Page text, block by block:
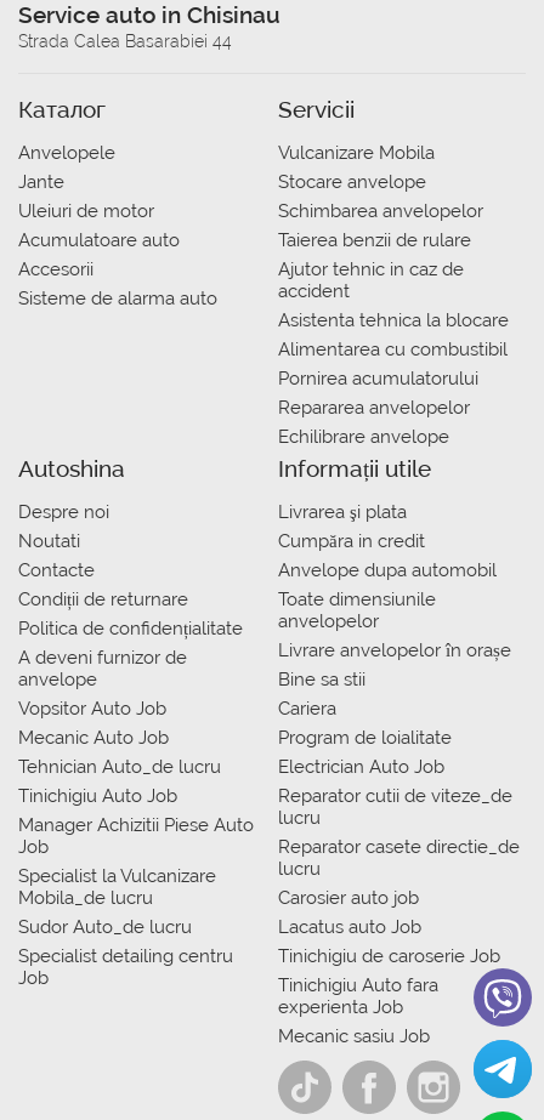
Service auto in Chisinau
Strada Calea Basarabiei 44
Каталог
Anvelopele
Jante
Uleiuri de motor
Acumulatoare auto
Accesorii
Sisteme de alarma auto
Servicii
Vulcanizare Mobila
Stocare anvelope
Schimbarea anvelopelor
Taierea benzii de rulare
Ajutor tehnic in caz de
accident
Asistenta tehnica la blocare
Alimentarea cu combustibil
Pornirea acumulatorului
Repararea anvelopelor
Echilibrare anvelope
Autoshina
Despre noi
Noutati
Contacte
Condiții de returnare
Politica de confidențialitate
A deveni furnizor de
anvelope
Vopsitor Auto Job
Mecanic Auto Job
Tehnician Auto_de lucru
Tinichigiu Auto Job
Manager Achizitii Piese Auto
Job
Specialist la Vulcanizare
Mobila_de lucru
Sudor Auto_de lucru
Specialist detailing centru
Job
Informații utile
Livrarea şi plata
Сumpăra in credit
Anvelope dupa automobil
Toate dimensiunile
anvelopelor
Livrare anvelopelor în orașe
Bine sa stii
Cariera
Program de loialitate
Electrician Auto Job
Reparator cutii de viteze_de
lucru
Reparator casete directie_de
lucru
Carosier auto job
Lacatus auto Job
Tinichigiu de caroserie Job
Tinichigiu Auto fara
experienta Job
Mecanic sasiu Job